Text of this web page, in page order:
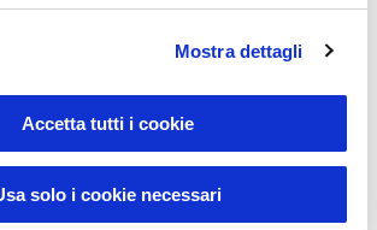
Mostra dettagli
Accetta tutti i cookie
solo i cookie necessari